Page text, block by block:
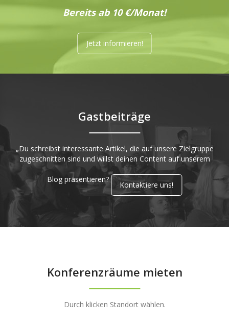
Bereits ab 10 €/Monat!
Jetzt informieren!
Gastbeiträge
„Du schreibst interessante Artikel, die auf unsere Zielgruppe
zugeschnitten sind und willst deinen Content auf unserem
Blog präsentieren?
Kontaktiere uns!
Konferenzräume mieten
Durch klicken Standort wählen.